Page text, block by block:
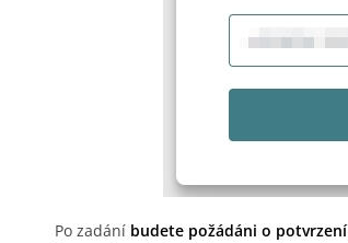
Po zadání budete požádáni o